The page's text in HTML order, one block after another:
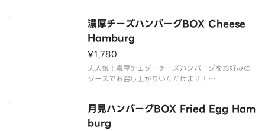
ライスは大盛無料でご用意しております。
【商品内容】
粗挽きハンバーグ
添え野菜
濃厚チーズハンバーグBOX Cheese
Hamburg
¥1,780
大人気！濃厚チェダーチーズハンバーグをお好みの
ソースでお召し上がりいただけます！
ライスは大盛無料でご用意しております。
月見ハンバーグBOX Fried Egg Ham
burg